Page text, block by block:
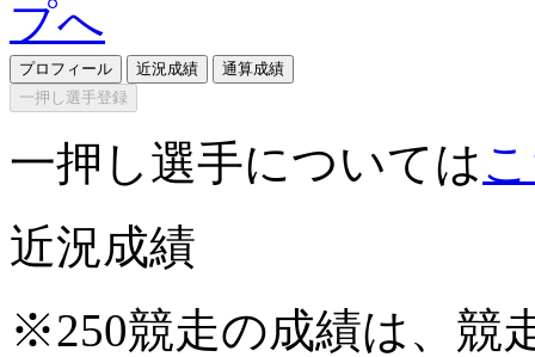
プロフィール 近況成績
通算成績
一押し選手登録
一押し選手については
近況成績
※250競走の成績は、競